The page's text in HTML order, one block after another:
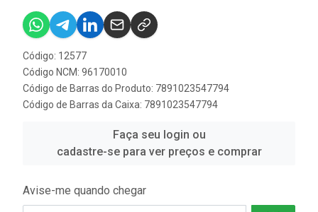
Código: 12577
Código NCM: 96170010
Código de Barras do Produto: 7891023547794
Código de Barras da Caixa: 7891023547794
Faça seu login ou
cadastre-se para ver preços e comprar
Avise-me quando chegar